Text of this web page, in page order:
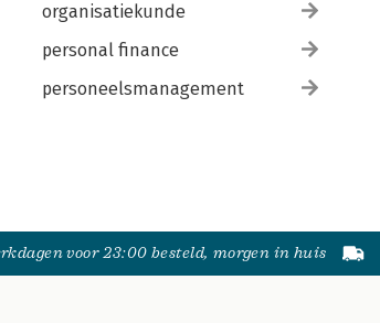
organisatiekunde
personal finance
personeelsmanagement
voor 23:00 besteld, morgen in huis